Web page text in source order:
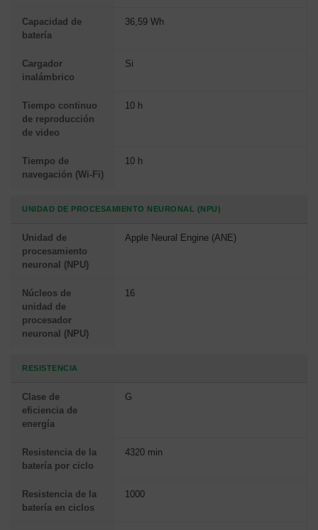
Capacidad de
batería
36,59 Wh
Cargador
inalámbrico
Si
Tiempo continuo
de reproducción
de video
10 h
Tiempo de
navegación (Wi-Fi)
10 h
UNIDAD DE PROCESAMIENTO NEURONAL (NPU)
Unidad de
procesamiento
neuronal (NPU)
Apple Neural Engine (ANE)
Núcleos de
unidad de
procesador
neuronal (NPU)
16
RESISTENCIA
Clase de
eficiencia de
energía
G
Resistencia de la
batería por ciclo
4320 min
Resistencia de la
batería en ciclos
1000